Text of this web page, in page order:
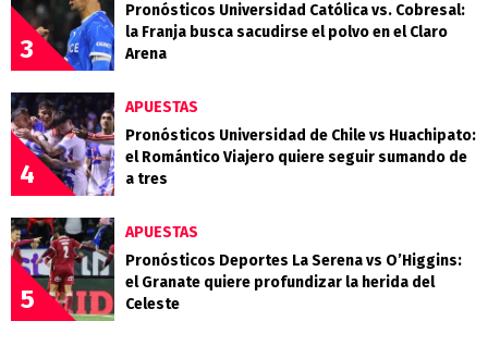
3
Pronósticos Universidad Católica vs. Cobresal:
la Franja busca sacudirse el polvo en el Claro
Arena
4
APUESTAS
Pronósticos Universidad de Chile vs Huachipato:
el Romántico Viajero quiere seguir sumando de
a tres
5
APUESTAS
Pronósticos Deportes La Serena vs O’Higgins:
el Granate quiere profundizar la herida del
Celeste